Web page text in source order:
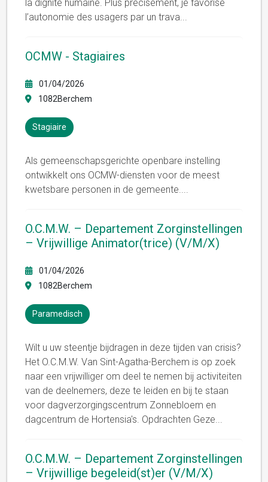
la dignité humaine. Plus précisément, je favorise
l’autonomie des usagers par un trava...
OCMW - Stagiaires
01/04/2026
1082Berchem
Stagiaire
Als gemeenschapsgerichte openbare instelling
ontwikkelt ons OCMW-diensten voor de meest
kwetsbare personen in de gemeente....
O.C.M.W. – Departement Zorginstellingen
– Vrijwillige Animator(trice) (V/M/X)
01/04/2026
1082Berchem
Paramedisch
Wilt u uw steentje bijdragen in deze tijden van crisis?
Het O.C.M.W. Van Sint-Agatha-Berchem is op zoek
naar een vrijwilliger om deel te nemen bij activiteiten
van de deelnemers, deze te leiden en bij te staan ​​
voor dagverzorgingscentrum Zonnebloem en
dagcentrum de Hortensia's. Opdrachten Geze...
O.C.M.W. – Departement Zorginstellingen
– Vrijwillige begeleid(st)er (V/M/X)